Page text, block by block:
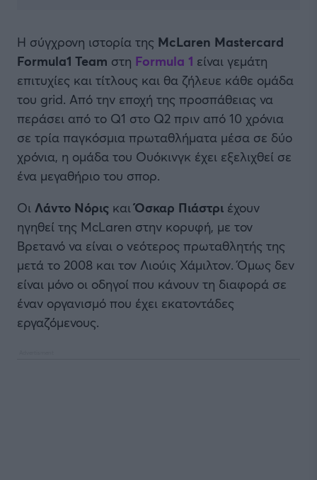
Η σύγχρονη ιστορία της McLaren Mastercard
Formula1 Team στη Formula 1 είναι γεμάτη
επιτυχίες και τίτλους και θα ζήλευε κάθε ομάδα
του grid. Από την εποχή της προσπάθειας να
περάσει από το Q1 στο Q2 πριν από 10 χρόνια
σε τρία παγκόσμια πρωταθλήματα μέσα σε δύο
χρόνια, η ομάδα του Ουόκινγκ έχει εξελιχθεί σε
ένα μεγαθήριο του σπορ.
Οι Λάντο Νόρις καιΌσκαρ Πιάστρι έχουν
ηγηθεί της McLaren στην κορυφή, με τον
Βρετανό να είναι ο νεότερος πρωταθλητής της
μετά το 2008 και τον Λιούις Χάμιλτον. Όμως δεν
είναι μόνο οι οδηγοί που κάνουν τη διαφορά σε
έναν οργανισμό που έχει εκατοντάδες
εργαζόμενους.